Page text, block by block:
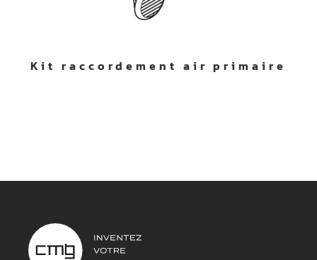
Kit raccordement air primaire